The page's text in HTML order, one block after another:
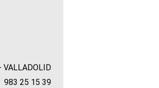
VALLADOLID
983 25 15 39